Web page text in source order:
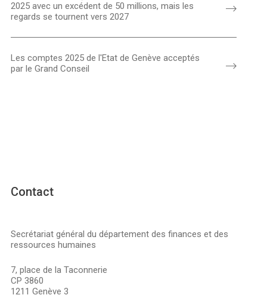
2025 avec un excédent de 50 millions, mais les
regards se tournent vers 2027
Les comptes 2025 de l'Etat de Genève acceptés
par le Grand Conseil
Contact
Secrétariat général du département des finances et des
ressources humaines
7, place de la Taconnerie
CP 3860
1211 Genève 3